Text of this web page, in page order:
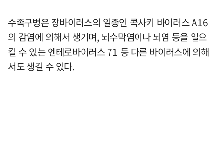
수족구병은 장바이러스의 일종인 콕사키 바이러스 A16
의 감염에 의해서 생기며, 뇌수막염이나 뇌염 등을 일으
킬 수 있는 엔테로바이러스 71 등 다른 바이러스에 의해
서도 생길 수 있다.